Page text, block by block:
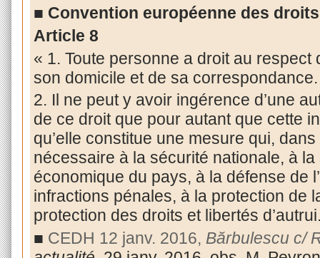
■ Convention européenne des droits
Article 8
« 1. Toute personne a droit au
son domicile et de sa correspondance.
2. Il ne peut y avoir ingérence d’une
de ce droit que pour autant que cette
qu’elle constitue une mesure qui,
nécessaire à la sécurité nationale, à
économique du pays, à la défense de
infractions pénales, à la protection de
protection des droits et libertés
■ CEDH 12 janv. 2016, Bărbulescu c/